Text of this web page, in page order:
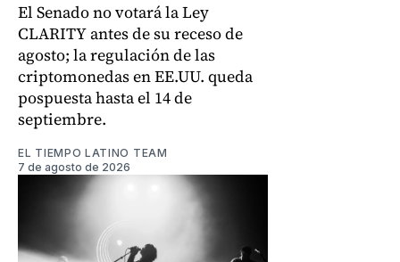
El Senado no votará la Ley
CLARITY antes de su receso de
agosto; la regulación de las
criptomonedas en EE.UU. queda
pospuesta hasta el 14 de
septiembre.
EL TIEMPO LATINO TEAM
7 de agosto de 2026